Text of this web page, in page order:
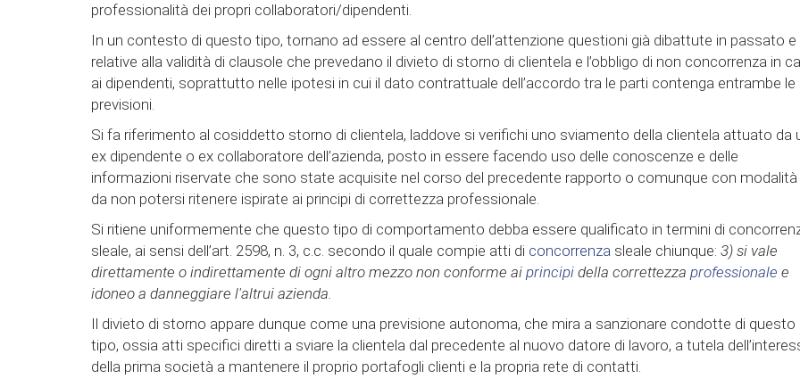
professionalità dei propri collaboratori/dipendenti.
In un contesto di questo tipo, tornano ad essere al centro dell’attenzione questioni già dibattute in passato e
relative alla validità di clausole che prevedano il divieto di storno di clientela e l’obbligo di non concorrenza in
ai dipendenti, soprattutto nelle ipotesi in cui il dato contrattuale dell’accordo tra le parti contenga entrambe le
previsioni.
Si fa riferimento al cosiddetto storno di clientela, laddove si verifichi uno sviamento della clientela attuato da
ex dipendente o ex collaboratore dell’azienda, posto in essere facendo uso delle conoscenze e delle
informazioni riservate che sono state acquisite nel corso del precedente rapporto o comunque con modalità
da non potersi ritenere ispirate ai principi di correttezza professionale.
Si ritiene uniformemente che questo tipo di comportamento debba essere qualificato in termini di
sleale, ai sensi dell’art. 2598, n. 3, c.c. secondo il quale compie atti di concorrenza sleale chiunque: 3) si vale
direttamente o indirettamente di ogni altro mezzo non conforme ai principi della correttezza professionale e
idoneo a danneggiare l'altrui azienda.
Il divieto di storno appare dunque come una previsione autonoma, che mira a sanzionare condotte di questo
tipo, ossia atti specifici diretti a sviare la clientela dal precedente al nuovo datore di lavoro, a tutela
della prima società a mantenere il proprio portafogli clienti e la propria rete di contatti.